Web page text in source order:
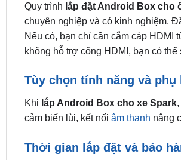
Quy trình lắp đặt Android Box cho
chuyên nghiệp và có kinh nghiệm.
Nếu có, bạn chỉ cần cắm cáp HDMI
không hỗ trợ cổng HDMI, bạn có
Tùy chọn tính năng và phụ
Khi lắp Android Box cho xe Spark,
cảm biến lùi, kết nối âm thanh nâng
Thời gian lắp đặt và bảo